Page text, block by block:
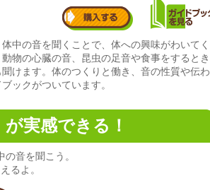
中の音を聞くことで、体への興味がわいてく
物の心臓の音、昆虫の足音や食事をするとき
けます。体のつくりと働き、音の性質や伝わ
ックがついています。
実感できる！
音を聞こう。
るよ。